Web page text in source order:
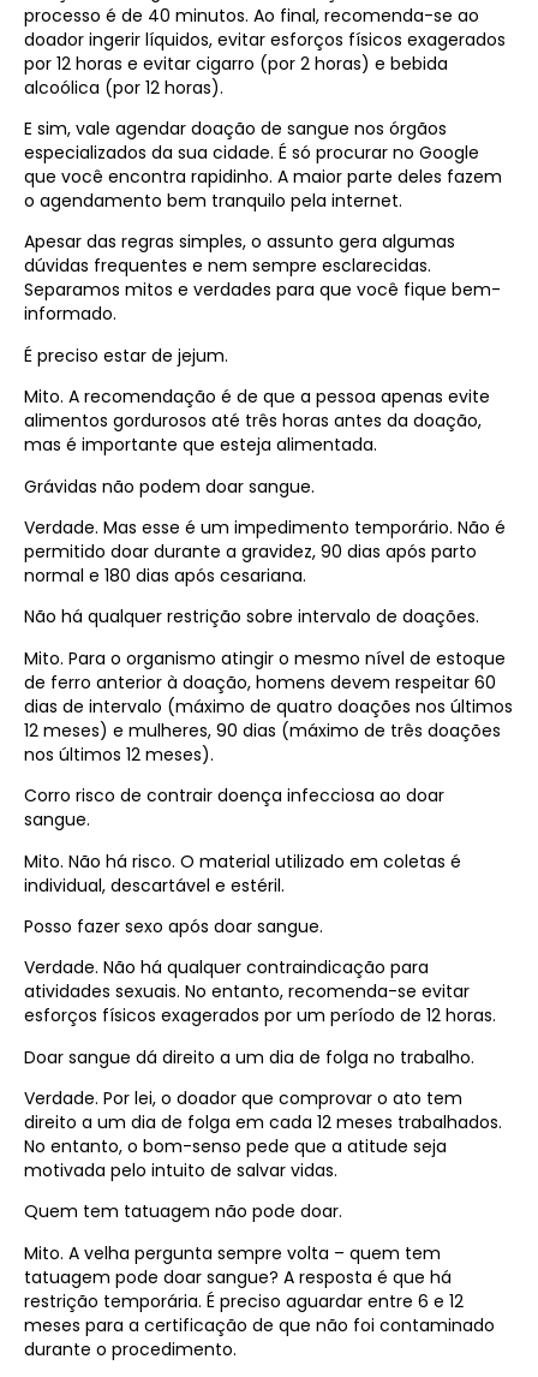
processo é de 40 minutos. Ao final, recomenda-se ao
doador ingerir líquidos, evitar esforços físicos exagerados
por 12 horas e evitar cigarro (por 2 horas) e bebida
alcoólica (por 12 horas).
E sim, vale agendar doação de sangue nos órgãos
especializados da sua cidade. É só procurar no Google
que você encontra rapidinho. A maior parte deles fazem
o agendamento bem tranquilo pela internet.
Apesar das regras simples, o assunto gera algumas
dúvidas frequentes e nem sempre esclarecidas.
Separamos mitos e verdades para que você fique bem-
informado.
É preciso estar de jejum.
Mito. A recomendação é de que a pessoa apenas evite
alimentos gordurosos até três horas antes da doação,
mas é importante que esteja alimentada.
Grávidas não podem doar sangue.
Verdade. Mas esse é um impedimento temporário. Não é
permitido doar durante a gravidez, 90 dias após parto
normal e 180 dias após cesariana.
Não há qualquer restrição sobre intervalo de doações.
Mito. Para o organismo atingir o mesmo nível de estoque
de ferro anterior à doação, homens devem respeitar 60
dias de intervalo (máximo de quatro doações nos últimos
12 meses) e mulheres, 90 dias (máximo de três doações
nos últimos 12 meses).
Corro risco de contrair doença infecciosa ao doar
sangue.
Mito. Não há risco. O material utilizado em coletas é
individual, descartável e estéril.
Posso fazer sexo após doar sangue.
Verdade. Não há qualquer contraindicação para
atividades sexuais. No entanto, recomenda-se evitar
esforços físicos exagerados por um período de 12 horas.
Doar sangue dá direito a um dia de folga no trabalho.
Verdade. Por lei, o doador que comprovar o ato tem
direito a um dia de folga em cada 12 meses trabalhados.
No entanto, o bom-senso pede que a atitude seja
motivada pelo intuito de salvar vidas.
Quem tem tatuagem não pode doar.
Mito. A velha pergunta sempre volta – quem tem
tatuagem pode doar sangue? A resposta é que há
restrição temporária. É preciso aguardar entre 6 e 12
meses para a certificação de que não foi contaminado
durante o procedimento.